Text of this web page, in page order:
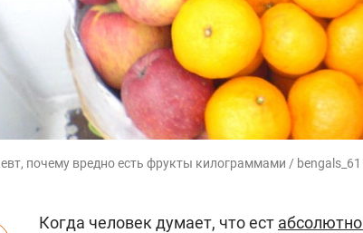
почему вредно есть фрукты килограммами /
Когда человек думает, что ест